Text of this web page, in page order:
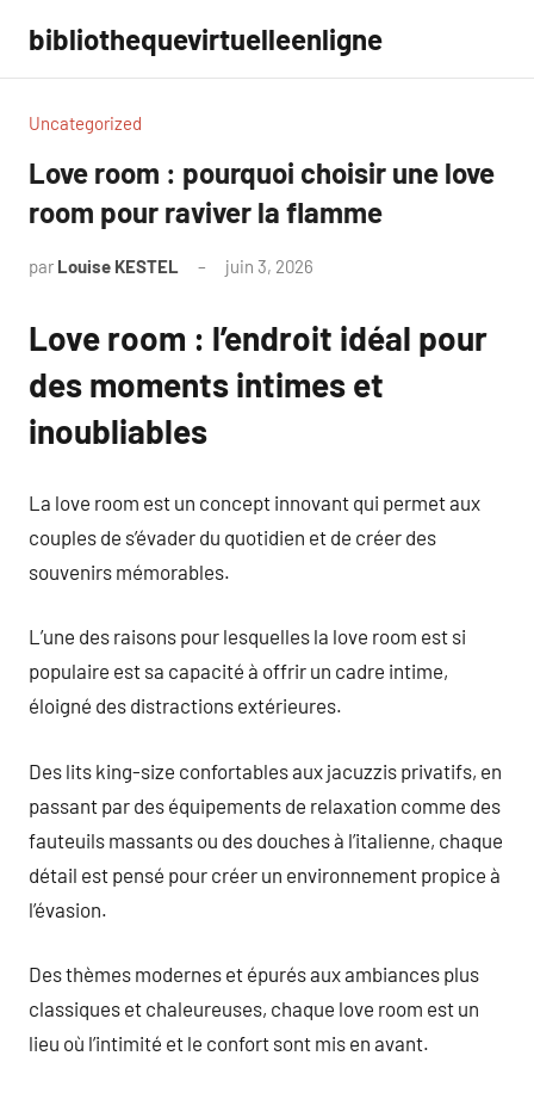
contenu
bibliothequevirtuelleenligne
Uncategorized
Love room : pourquoi choisir une love
room pour raviver la flamme
par Louise KESTEL juin 3, 2026
Love room : l’endroit idéal pour
des moments intimes et
inoubliables
La love room est un concept innovant qui permet aux
couples de s’évader du quotidien et de créer des
souvenirs mémorables.
L’une des raisons pour lesquelles la love room est si
populaire est sa capacité à offrir un cadre intime,
éloigné des distractions extérieures.
Des lits king-size confortables aux jacuzzis privatifs, en
passant par des équipements de relaxation comme des
fauteuils massants ou des douches à l’italienne, chaque
détail est pensé pour créer un environnement propice à
l’évasion.
Des thèmes modernes et épurés aux ambiances plus
classiques et chaleureuses, chaque love room est un
lieu où l’intimité et le confort sont mis en avant.